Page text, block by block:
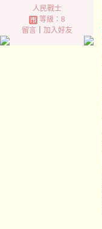
人民戰士
等級：8
留言｜ 加入好友